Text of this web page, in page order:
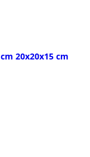
20x20x15 cm